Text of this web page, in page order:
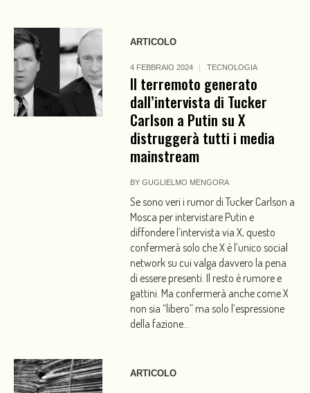
ARTICOLO
4 FEBBRAIO 2024 TECNOLOGIA
Il terremoto generato
dall’intervista di Tucker
Carlson a Putin su X
distruggerà tutti i media
mainstream
BYGUGLIELMO MENGORA
Se sono veri i rumor di Tucker Carlson a
Mosca per intervistare Putin e
diffondere l’intervista via X, questo
confermerà solo che X è l’unico social
network su cui valga davvero la pena
di essere presenti. Il resto è rumore e
gattini. Ma confermerà anche come X
non sia “libero” ma solo l’espressione
della fazione...
ARTICOLO